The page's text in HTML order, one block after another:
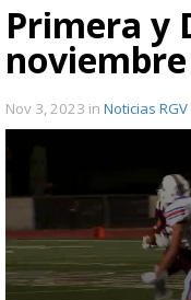
Primera y
noviembre
Nov 3, 2023 in Noticias RGV